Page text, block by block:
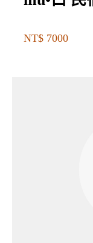
NT$ 7000